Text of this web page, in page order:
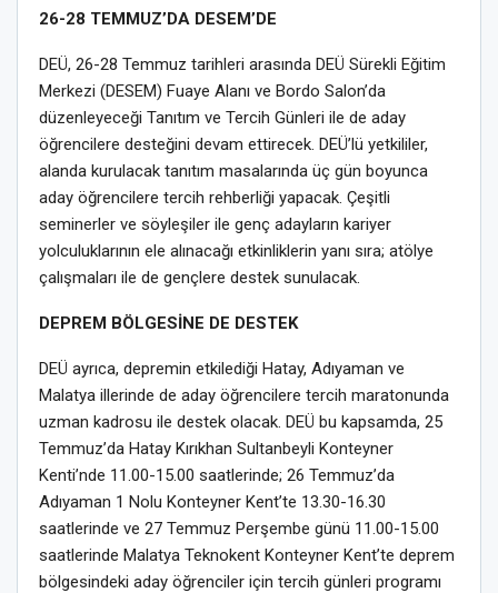
26-28 TEMMUZ’DA DESEM’DE
DEÜ, 26-28 Temmuz tarihleri arasında DEÜ Sürekli Eğitim
Merkezi (DESEM) Fuaye Alanı ve Bordo Salon’da
düzenleyeceği Tanıtım ve Tercih Günleri ile de aday
öğrencilere desteğini devam ettirecek. DEÜ’lü yetkililer,
alanda kurulacak tanıtım masalarında üç gün boyunca
aday öğrencilere tercih rehberliği yapacak. Çeşitli
seminerler ve söyleşiler ile genç adayların kariyer
yolculuklarının ele alınacağı etkinliklerin yanı sıra; atölye
çalışmaları ile de gençlere destek sunulacak.
DEPREM BÖLGESİNE DE DESTEK
DEÜ ayrıca, depremin etkilediği Hatay, Adıyaman ve
Malatya illerinde de aday öğrencilere tercih maratonunda
uzman kadrosu ile destek olacak. DEÜ bu kapsamda, 25
Temmuz’da Hatay Kırıkhan Sultanbeyli Konteyner
Kenti’nde 11.00-15.00 saatlerinde; 26 Temmuz’da
Adıyaman 1 Nolu Konteyner Kent’te 13.30-16.30
saatlerinde ve 27 Temmuz Perşembe günü 11.00-15.00
saatlerinde Malatya Teknokent Konteyner Kent’te deprem
bölgesindeki aday öğrenciler için tercih günleri programı